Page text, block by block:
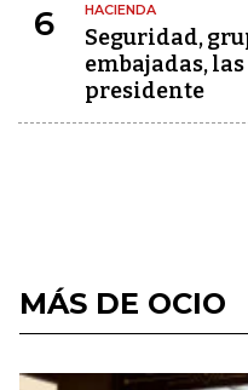
6 HACIENDA
Seguridad,
embajadas,
presidente
MÁS DE OCIO